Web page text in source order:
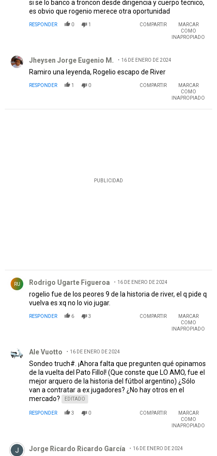
si se lo banco a troncon desde dirigencia y cuerpo tecnico,
es obvio que rogenio merece otra oportunidad
RESPONDER 0 1 COMPARTIR
MARCAR
COMO
INAPROPIADO
Jheysen Jorge Eugenio M. 16 DE ENERO DE 2024
Ramiro una leyenda, Rogelio escapo de River
RESPONDER 1 0 COMPARTIR
MARCAR
COMO
INAPROPIADO
PUBLICIDAD
RU Rodrigo Ugarte Figueroa 16 DE ENERO DE 2024
rogelio fue de los peores 9 de la historia de river, el q pide q
vuelva es xq no lo vio jugar.
RESPONDER 6 3 COMPARTIR
MARCAR
COMO
INAPROPIADO
Ale Vuotto 16 DE ENERO DE 2024
Sondeo truch#. ¡Ahora falta que pregunten qué opinamos
de la vuelta del Pato Fillol! (Que conste que LO AMO, fue el
mejor arquero de la historia del fútbol argentino) ¿Sólo
van a contratar a ex jugadores? ¿No hay otros en el
mercado?
EDITADO
RESPONDER 3 0 COMPARTIR
MARCAR
COMO
INAPROPIADO
Comentario de Jorge Ricardo Ricardo García.
Jorge Ricardo Ricardo García 16 DE ENERO DE 2024